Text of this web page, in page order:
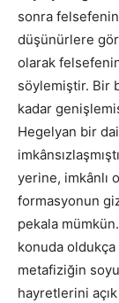
sonra felsefenin
düşünürlere
olarak
söylemiştir. Bir
kadar
Hegelyan bir
yerine, imkânlı
formasyonun
pekala
konuda
metafiziğin
hayretlerini